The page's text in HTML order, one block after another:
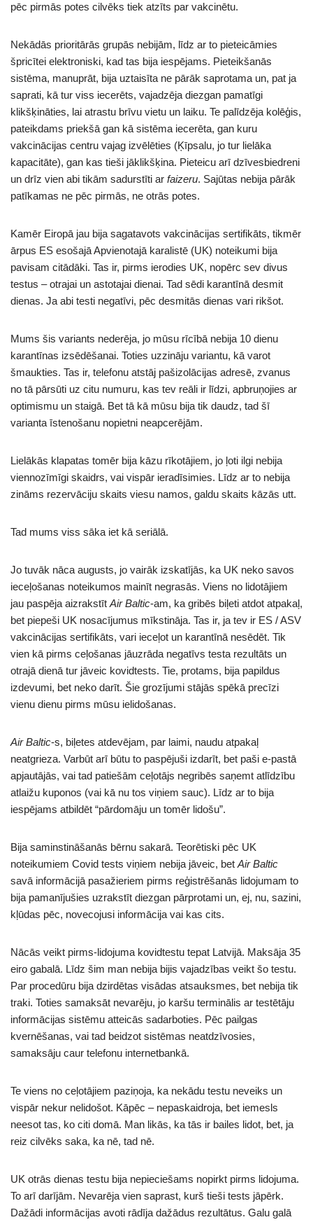
pēc pirmās potes cilvēks tiek atzīts par vakcinētu.
Nekādās prioritārās grupās nebijām, līdz ar to pieteicāmies
špricītei elektroniski, kad tas bija iespējams. Pieteikšanās
sistēma, manuprāt, bija uztaisīta ne pārāk saprotama un, pat ja
saprati, kā tur viss iecerēts, vajadzēja diezgan pamatīgi
klikšķināties, lai atrastu brīvu vietu un laiku. Te palīdzēja kolēģis,
pateikdams priekšā gan kā sistēma iecerēta, gan kuru
vakcinācijas centru vajag izvēlēties (Ķīpsalu, jo tur lielāka
kapacitāte), gan kas tieši jāklikšķina. Pieteicu arī dzīvesbiedreni
un drīz vien abi tikām sadurstīti ar faizeru. Sajūtas nebija pārāk
patīkamas ne pēc pirmās, ne otrās potes.
Kamēr Eiropā jau bija sagatavots vakcinācijas sertifikāts, tikmēr
ārpus ES esošajā Apvienotajā karalistē (UK) noteikumi bija
pavisam citādāki. Tas ir, pirms ierodies UK, nopērc sev divus
testus – otrajai un astotajai dienai. Tad sēdi karantīnā desmit
dienas. Ja abi testi negatīvi, pēc desmitās dienas vari rikšot.
Mums šis variants nederēja, jo mūsu rīcībā nebija 10 dienu
karantīnas izsēdēšanai. Toties uzzināju variantu, kā varot
šmaukties. Tas ir, telefonu atstāj pašizolācijas adresē, zvanus
no tā pārsūti uz citu numuru, kas tev reāli ir līdzi, apbruņojies ar
optimismu un staigā. Bet tā kā mūsu bija tik daudz, tad šī
varianta īstenošanu nopietni neapcerējām.
Lielākās klapatas tomēr bija kāzu rīkotājiem, jo ļoti ilgi nebija
viennozīmīgi skaidrs, vai vispār ieradīsimies. Līdz ar to nebija
zināms rezervāciju skaits viesu namos, galdu skaits kāzās utt.
Tad mums viss sāka iet kā seriālā.
Jo tuvāk nāca augusts, jo vairāk izskatījās, ka UK neko savos
ieceļošanas noteikumos mainīt negrasās. Viens no lidotājiem
jau paspēja aizrakstīt Air Baltic-am, ka gribēs biļeti atdot atpakaļ,
bet piepeši UK nosacījumus mīkstināja. Tas ir, ja tev ir ES / ASV
vakcinācijas sertifikāts, vari ieceļot un karantīnā nesēdēt. Tik
vien kā pirms ceļošanas jāuzrāda negatīvs testa rezultāts un
otrajā dienā tur jāveic kovidtests. Tie, protams, bija papildus
izdevumi, bet neko darīt. Šie grozījumi stājās spēkā precīzi
vienu dienu pirms mūsu ielidošanas.
Air Baltic-s, biļetes atdevējam, par laimi, naudu atpakaļ
neatgrieza. Varbūt arī būtu to paspējuši izdarīt, bet paši e-pastā
apjautājās, vai tad patiešām ceļotājs negribēs saņemt atlīdzību
atlaižu kuponos (vai kā nu tos viņiem sauc). Līdz ar to bija
iespējams atbildēt “pārdomāju un tomēr lidošu”.
Bija saminstināšanās bērnu sakarā. Teorētiski pēc UK
noteikumiem Covid tests viņiem nebija jāveic, bet Air Baltic
savā informācijā pasažieriem pirms reģistrēšanās lidojumam to
bija pamanījušies uzrakstīt diezgan pārprotami un, ej, nu, sazini,
kļūdas pēc, novecojusi informācija vai kas cits.
Nācās veikt pirms-lidojuma kovidtestu tepat Latvijā. Maksāja 35
eiro gabalā. Līdz šim man nebija bijis vajadzības veikt šo testu.
Par procedūru bija dzirdētas visādas atsauksmes, bet nebija tik
traki. Toties samaksāt nevarēju, jo karšu terminālis ar testētāju
informācijas sistēmu atteicās sadarboties. Pēc pailgas
kvernēšanas, vai tad beidzot sistēmas neatdzīvosies,
samaksāju caur telefonu internetbankā.
Te viens no ceļotājiem paziņoja, ka nekādu testu neveiks un
vispār nekur nelidošot. Kāpēc – nepaskaidroja, bet iemesls
neesot tas, ko citi domā. Man likās, ka tās ir bailes lidot, bet, ja
reiz cilvēks saka, ka nē, tad nē.
UK otrās dienas testu bija nepieciešams nopirkt pirms lidojuma.
To arī darījām. Nevarēja vien saprast, kurš tieši tests jāpērk.
Dažādi informācijas avoti rādīja dažādus rezultātus. Galu galā